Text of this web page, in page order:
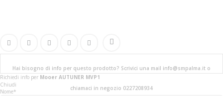
Hai bisogno di info per questo prodotto? Scrivici una mail info@smpalma.it o
chiamaci in negozio 0227208934
Richiedi info per Mooer AUTUNER MVP1
Chiudi
Nome*